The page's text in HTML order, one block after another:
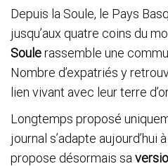
Depuis la Soule, le Pays
jusqu’aux quatre coins du
Soulerassemble une
Nombre d’expatriés y
lien vivant avec leur terre
Longtemps proposé
journal s’adapte aujourd’hui
propose désormais sa